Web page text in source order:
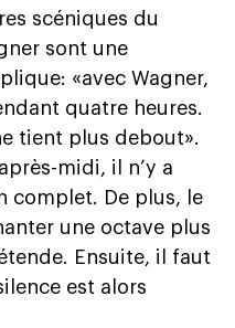
scéniques du
sont une
«avec Wagner,
quatre heures.
tient plus debout».
midi, il n’y a
complet. De plus, le
une octave plus
Ensuite, il faut
est alors